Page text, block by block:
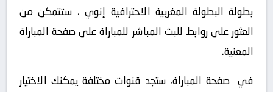
بطولة البطولة المغربية الاحترافية إنوي ، ستتمكن من
العثور على روابط للبث المباشر للمباراة على صفحة المباراة
المعنية.
في صفحة المباراة، ستجد قنوات مختلفة يمكنك الاختيار